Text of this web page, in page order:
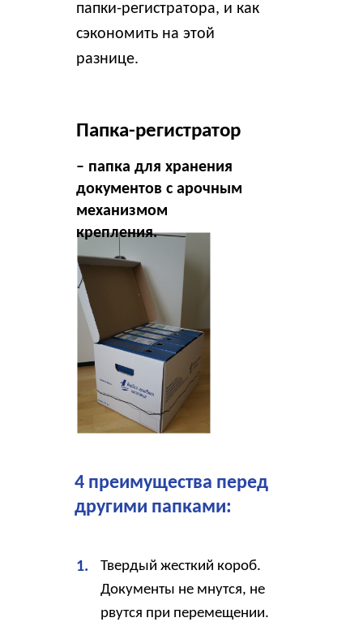
папки-регистратора, и как
сэкономить на этой
разнице.
– папка для хранения
документов с арочным
механизмом
крепления.
Папка-регистратор
4 преимущества перед
другими папками:
1.
Твердый жесткий короб.
Документы не мнутся, не
рвутся при перемещении.